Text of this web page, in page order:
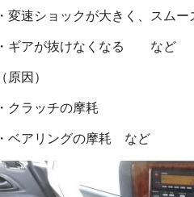
・変速ショックが大きく、スムー
・ギアが抜けなくなる など
（原因）
・クラッチの摩耗
・ベアリングの摩耗 など